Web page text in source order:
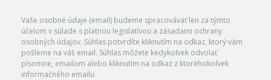
Vaše osobné údaje (email) budeme spracovávať len za týmto
účelom v súlade s platnou legislatívou a zásadami ochrany
osobných údajov. Súhlas potvrdíte kliknutím na odkaz, ktorý vám
pošleme na váš email. Súhlas môžete kedykoľvek odvolať
písomne, emailom alebo kliknutím na odkaz z ktoréhokoľvek
informačného emailu.